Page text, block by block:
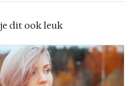
dit ook leuk